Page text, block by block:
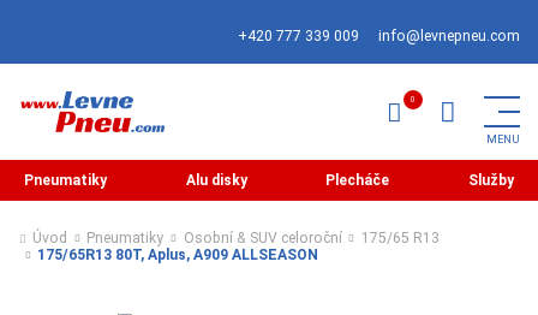
+420 777 339 009 info@levnepneu.com
Pneumatiky Alu disky Plecháče Služby
Úvod Pneumatiky Osobní & SUV celoroční
175/65 R13
175/65R13 80T, Aplus, A909 ALLSEASON